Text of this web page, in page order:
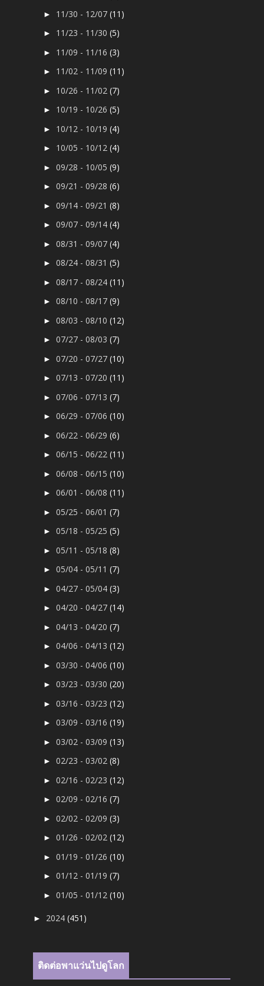
► 11/30 - 12/07(11)
► 11/23 - 11/30(5)
► 11/09 - 11/16(3)
► 11/02 - 11/09(11)
► 10/26 - 11/02(7)
► 10/19 - 10/26(5)
► 10/12 - 10/19(4)
► 10/05 - 10/12(4)
►09/28 - 10/05(9)
►09/21 - 09/28(6)
►09/14 - 09/21(8)
►09/07 - 09/14(4)
►08/31 - 09/07(4)
►08/24 - 08/31(5)
►08/17 - 08/24(11)
►08/10 - 08/17(9)
►08/03 - 08/10(12)
►07/27 - 08/03(7)
►07/20 - 07/27(10)
►07/13 - 07/20(11)
►07/06 - 07/13(7)
►06/29 - 07/06(10)
►06/22 - 06/29(6)
►06/15 - 06/22(11)
►06/08 - 06/15(10)
►06/01 - 06/08(11)
►05/25 - 06/01(7)
►05/18 - 05/25(5)
►05/11 - 05/18(8)
►05/04 - 05/11(7)
►04/27 - 05/04(3)
►04/20 - 04/27(14)
►04/13 - 04/20(7)
►04/06 - 04/13(12)
►03/30 - 04/06(10)
►03/23 - 03/30(20)
►03/16 - 03/23(12)
►03/09 - 03/16(19)
►03/02 - 03/09(13)
►02/23 - 03/02(8)
►02/16 - 02/23(12)
►02/09 - 02/16(7)
►02/02 - 02/09(3)
►01/26 - 02/02(12)
►01/19 - 01/26(10)
►01/12 - 01/19(7)
►01/05 - 01/12(10)
► 2024(451)
ติดต่อพาแว่นไปดูโลก